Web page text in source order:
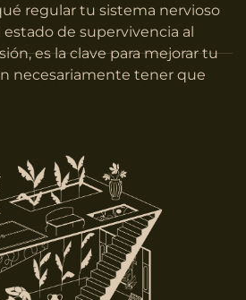
regular tu sistema nervioso
de supervivencia al
es la clave para mejorar tu
necesariamente tener que